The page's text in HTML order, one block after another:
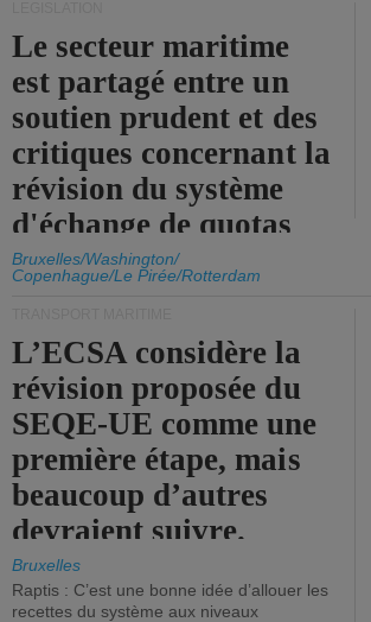
Le secteur maritime
est partagé entre un
soutien prudent et des
critiques concernant la
révision du système
d'échange de quotas
d'émission de l'UE.
Bruxelles/Washington/
Copenhague/Le Pirée/Rotterdam
L’ECSA considère la
révision proposée du
SEQE-UE comme une
première étape, mais
beaucoup d’autres
devraient suivre.
Bruxelles
Raptis : C’est une bonne idée d’allouer les
recettes du système aux niveaux